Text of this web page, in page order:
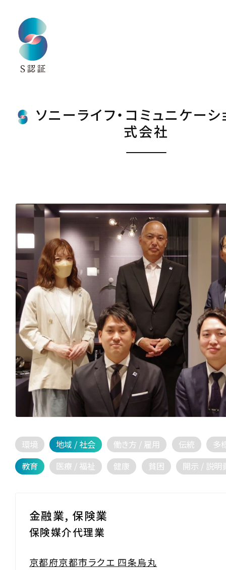
ソニーライフ・コミュニケー
式会社
環境 地域 / 社会 働き方 / 雇用 伝統
多
教育
医療 / 福祉 健康 貧困 開示 / 説明
金融業, 保険業
保険媒介代理業
京都府京都市ラクエ 四条烏丸